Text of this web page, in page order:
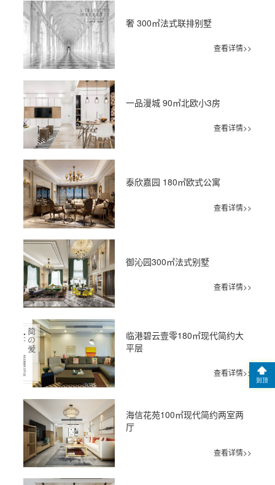
奢 300㎡法式联排别墅
查看详情>>
一品漫城 90㎡北欧小3房
查看详情>>
泰欣嘉园 180㎡欧式公寓
查看详情>>
御沁园300㎡法式别墅
查看详情>>
临港碧云壹零180㎡现代简约大
平层
查看详情>>
海信花苑100㎡现代简约两室两
厅
查看详情>>
到顶